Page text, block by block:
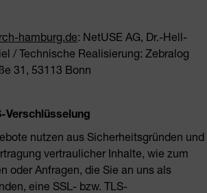
hamburg.de: NetUSE AG, Dr.-Hell-
/ Technische Realisierung: Zebralog
31, 53113 Bonn
Verschlüsselung
nutzen aus Sicherheitsgründen und
vertraulicher Inhalte, wie zum
oder Anfragen, die Sie an uns als
eine SSL- bzw. TLS-